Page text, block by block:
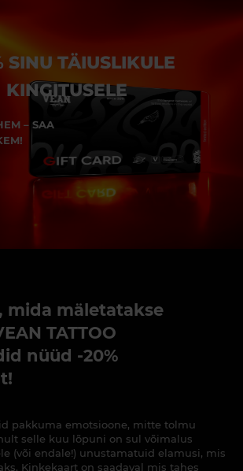
SINU TÄIUSLIKULE
KINGITUSELE
– SAA
mida mäletatakse
TATTOO
nüüd -20%
pakkuma emotsioone, mitte tolmu
selle kuu lõpuni on sul võimalus
(või endale!) unustamatuid elamusi, mis
Kinkekaart on saadaval mis tahes